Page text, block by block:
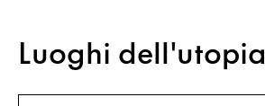
Luoghi dell'utopia